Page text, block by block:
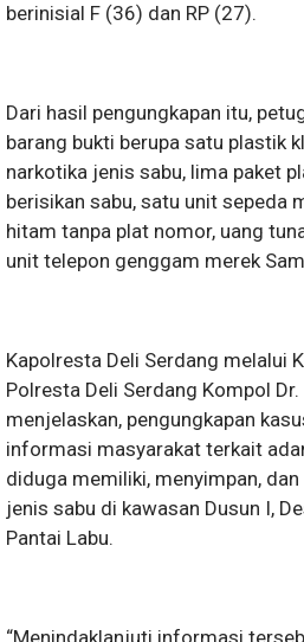
berinisial F (36) dan RP (27).
Dari hasil pengungkapan itu,
barang bukti berupa satu plastik
narkotika jenis sabu, lima paket
berisikan sabu, satu unit sepeda
hitam tanpa plat nomor, uang
unit telepon genggam merek
Kapolresta Deli Serdang melalui
Polresta Deli Serdang Kompol Dr.
menjelaskan, pengungkapan
informasi masyarakat terkait
diduga memiliki, menyimpan,
jenis sabu di kawasan Dusun I,
Pantai Labu.